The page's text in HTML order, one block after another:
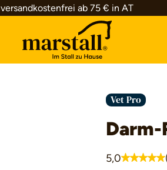
versandkostenfrei ab 75 € in AT
Vet Pro
5,0